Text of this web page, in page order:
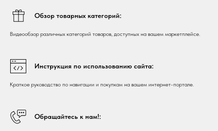
Обзор товарных категорий:
Видеообзор различных категорий товаров, доступных на вашем маркетплейсе.
Инструкция по использованию сайта:
Краткое руководство по навигации и покупкам на вашем интернет-портале.
Обращайтесь к нам!: